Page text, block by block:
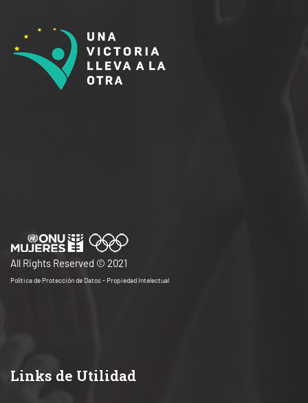
All Rights Reserved © 2021
Política de Protección de Datos - Propiedad Intelectual
Links de Utilidad